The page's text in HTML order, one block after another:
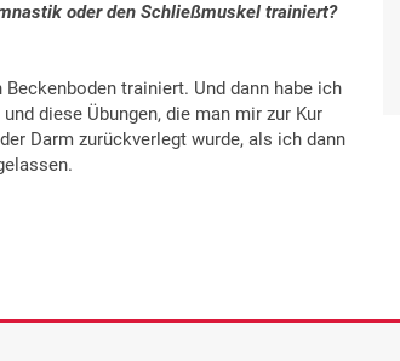
oder den Schließmuskel trainiert?
trainiert. Und dann habe ich
diese Übungen, die man mir zur Kur
Darm zurückverlegt wurde, als ich dann